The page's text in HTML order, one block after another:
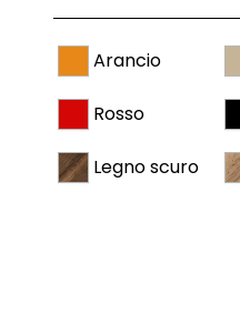
Arancio
Rosso
Legno scuro